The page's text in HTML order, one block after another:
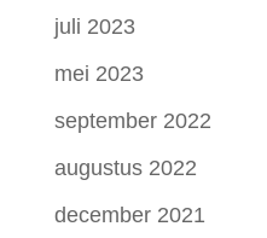
juli 2023
mei 2023
september 2022
augustus 2022
december 2021